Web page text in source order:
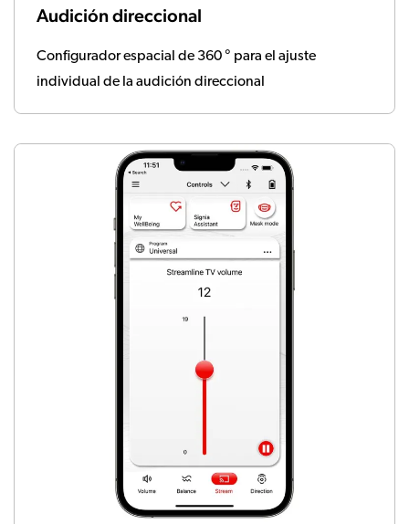
Audición direccional
Configurador espacial de 360 ​​° para el ajuste
individual de la audición direccional